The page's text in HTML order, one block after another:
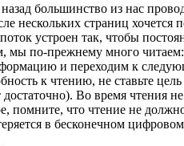
назад большинство из нас
нескольких страниц
устроен так, чтобы
по-прежнему много читаем:
и переходим к
к чтению, не ставьте
Во время чтения
помните, что чтение не
в бесконечном